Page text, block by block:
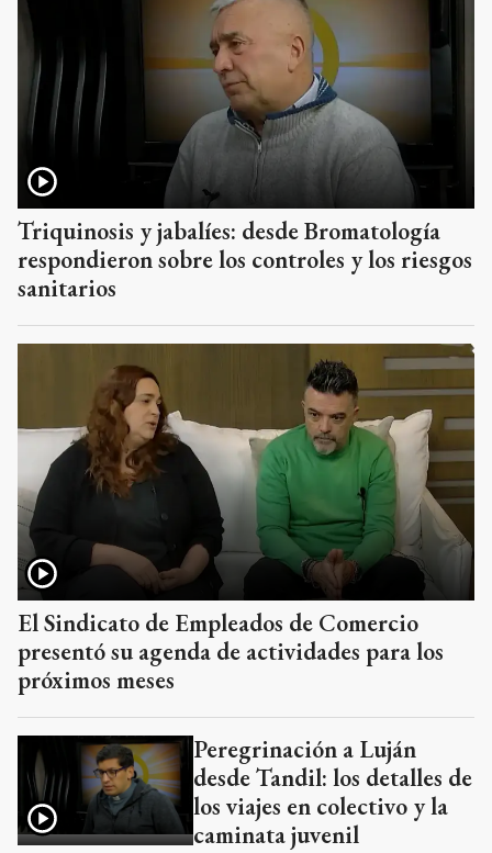
Triquinosis y jabalíes: desde Bromatología
respondieron sobre los controles y los riesgos
sanitarios
El Sindicato de Empleados de Comercio
presentó su agenda de actividades para los
próximos meses
Peregrinación a Luján
desde Tandil: los detalles de
los viajes en colectivo y la
caminata juvenil